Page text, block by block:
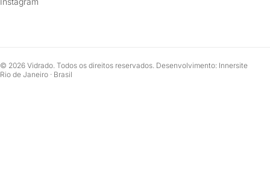
© 2026 Vidrado. Todos os direitos reservados. Desenvolvimento: Innersite
Rio de Janeiro · Brasil